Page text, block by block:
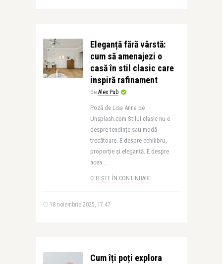
Eleganță fără vârstă:
cum să amenajezi o
casă în stil clasic care
inspiră rafinament
de Alex Pub
Poză de Lisa Anna pe
Unsplash.com Stilul clasic nu e
despre tendințe sau modă
trecătoare. E despre echilibru,
proporție și eleganță. E despre
acea ..
CITEȘTE ÎN CONTINUARE
18 noiembrie 2025, 17:47
Cum îți poți explora